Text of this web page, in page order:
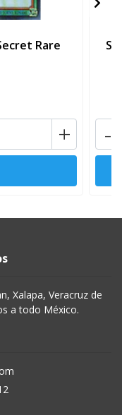
Rare
+ -
Xalapa, Veracruz de
a todo México.